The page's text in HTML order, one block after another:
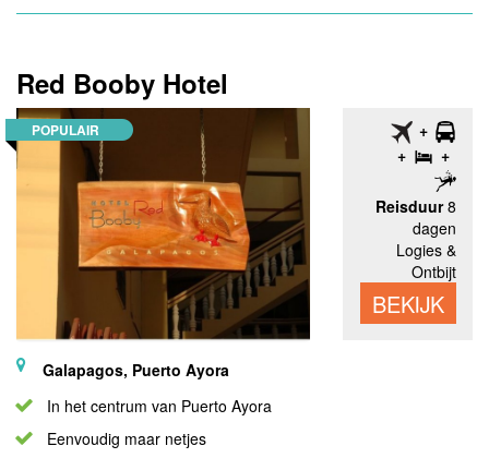
Red Booby Hotel
POPULAIR
Reisduur8
dagen
Logies &
Ontbijt
BEKIJK
Galapagos, Puerto Ayora
In het centrum van Puerto Ayora
Eenvoudig maar netjes